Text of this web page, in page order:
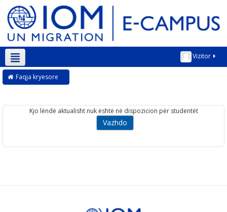
Vizitor
Shqip ‎(sq)‎
Faqja kryesore
Kjo lëndë aktualisht nuk është në dispozicion për studentët